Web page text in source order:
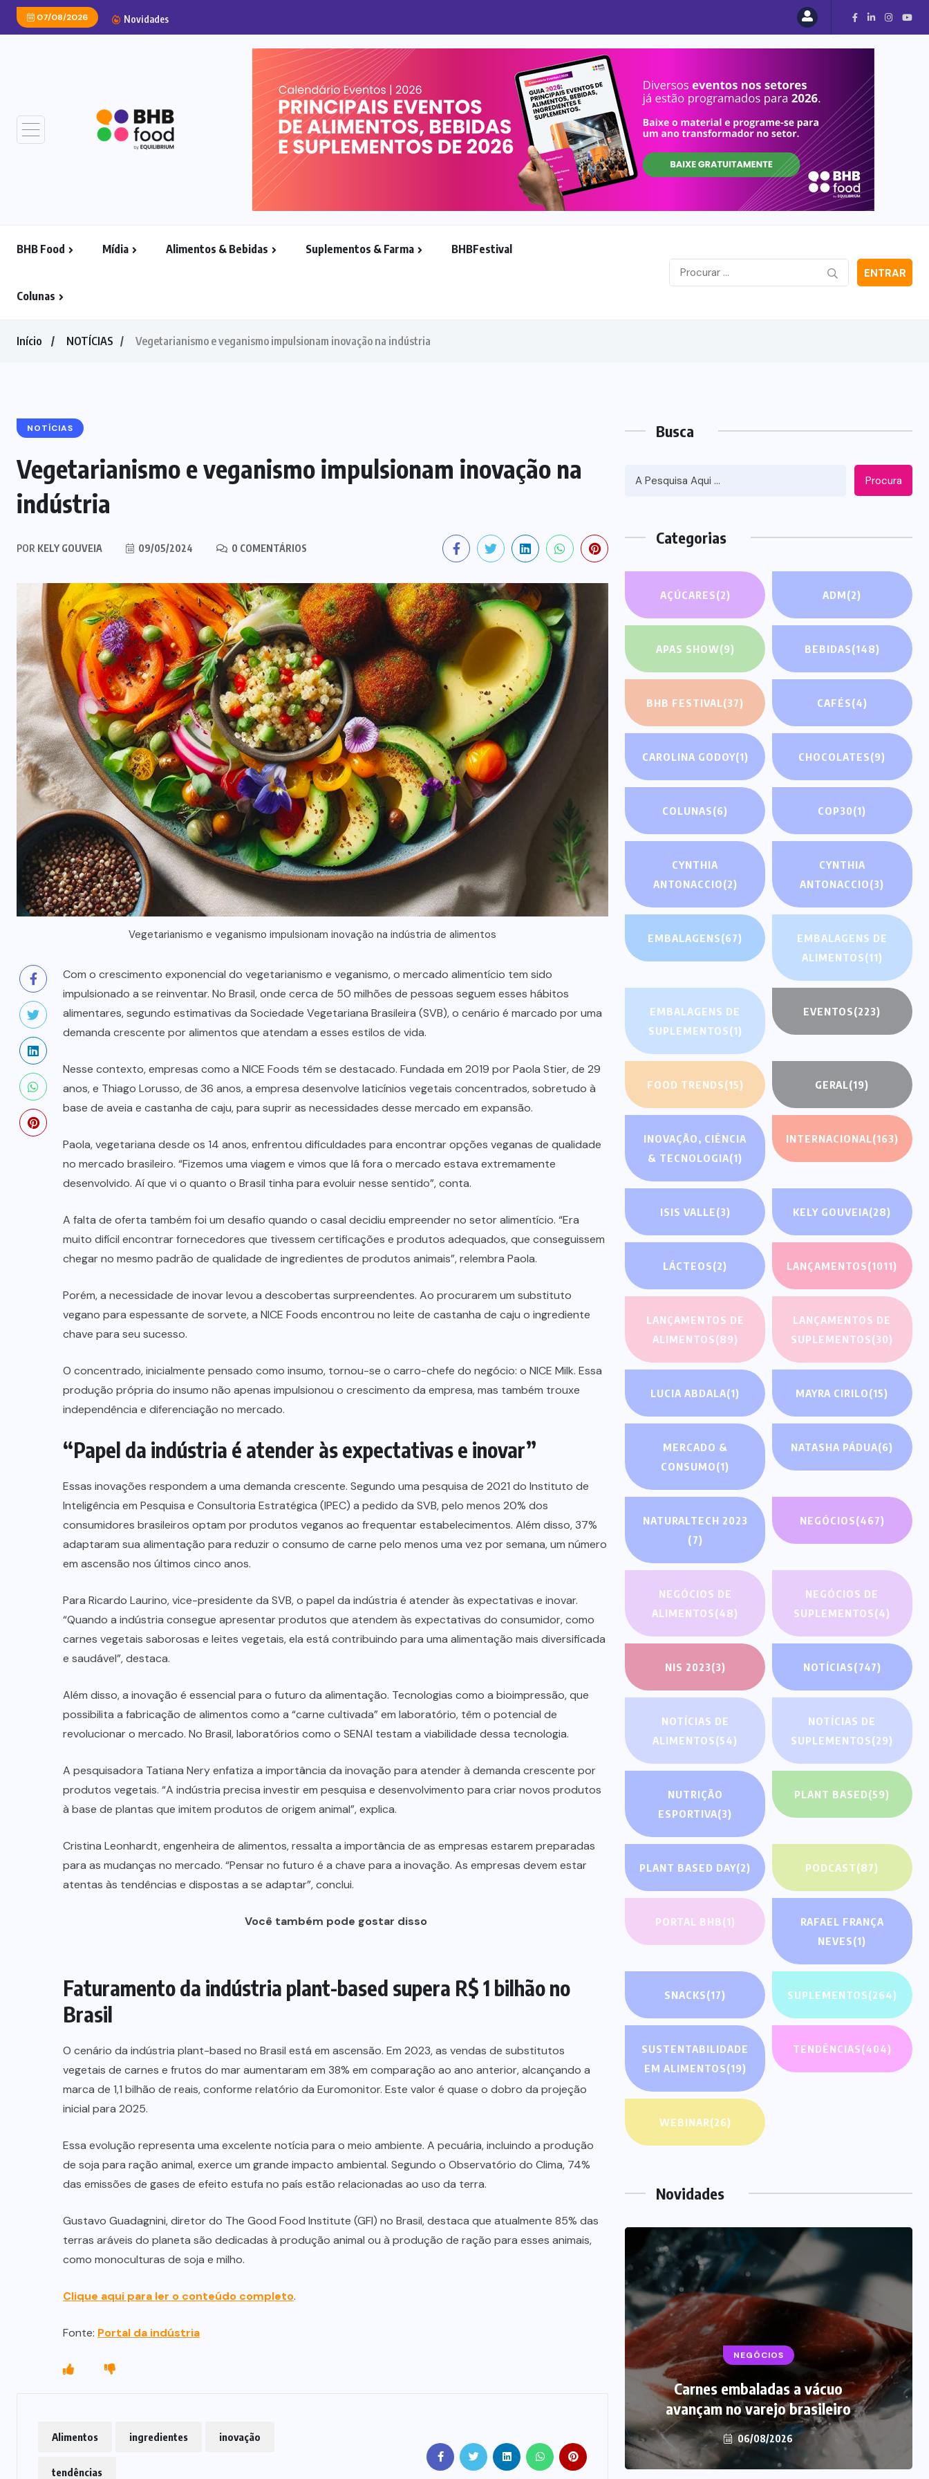
07/08/2026 Novidades
BHB Food Mídia Alimentos & Bebidas Suplementos & Farma BHBFestival
Colunas
ENTRAR
Início NOTÍCIAS Vegetarianismo e veganismo impulsionam inovação na indústria
NOTÍCIAS
Vegetarianismo e veganismo impulsionam inovação na
indústria
POR KELY GOUVEIA 09/05/2024 0 COMENTÁRIOS
Vegetarianismo e veganismo impulsionam inovação na indústria de alimentos
Com o crescimento exponencial do vegetarianismo e veganismo, o mercado alimentício tem sido
impulsionado a se reinventar. No Brasil, onde cerca de 50 milhões de pessoas seguem esses hábitos
alimentares, segundo estimativas da Sociedade Vegetariana Brasileira (SVB), o cenário é marcado por uma
demanda crescente por alimentos que atendam a esses estilos de vida.
Nesse contexto, empresas como a NICE Foods têm se destacado. Fundada em 2019 por Paola Stier, de 29
anos, e Thiago Lorusso, de 36 anos, a empresa desenvolve laticínios vegetais concentrados, sobretudo à
base de aveia e castanha de caju, para suprir as necessidades desse mercado em expansão.
Paola, vegetariana desde os 14 anos, enfrentou dificuldades para encontrar opções veganas de qualidade
no mercado brasileiro. “Fizemos uma viagem e vimos que lá fora o mercado estava extremamente
desenvolvido. Aí que vi o quanto o Brasil tinha para evoluir nesse sentido”, conta.
A falta de oferta também foi um desafio quando o casal decidiu empreender no setor alimentício. “Era
muito difícil encontrar fornecedores que tivessem certificações e produtos adequados, que conseguissem
chegar no mesmo padrão de qualidade de ingredientes de produtos animais”, relembra Paola.
Porém, a necessidade de inovar levou a descobertas surpreendentes. Ao procurarem um substituto
vegano para espessante de sorvete, a NICE Foods encontrou no leite de castanha de caju o ingrediente
chave para seu sucesso.
O concentrado, inicialmente pensado como insumo, tornou-se o carro-chefe do negócio: o NICE Milk. Essa
produção própria do insumo não apenas impulsionou o crescimento da empresa, mas também trouxe
independência e diferenciação no mercado.
“Papel da indústria é atender às expectativas e inovar”
Essas inovações respondem a uma demanda crescente. Segundo uma pesquisa de 2021 do Instituto de
Inteligência em Pesquisa e Consultoria Estratégica (IPEC) a pedido da SVB, pelo menos 20% dos
consumidores brasileiros optam por produtos veganos ao frequentar estabelecimentos. Além disso, 37%
adaptaram sua alimentação para reduzir o consumo de carne pelo menos uma vez por semana, um número
em ascensão nos últimos cinco anos.
Para Ricardo Laurino, vice-presidente da SVB, o papel da indústria é atender às expectativas e inovar.
“Quando a indústria consegue apresentar produtos que atendem às expectativas do consumidor, como
carnes vegetais saborosas e leites vegetais, ela está contribuindo para uma alimentação mais diversificada
e saudável”, destaca.
Além disso, a inovação é essencial para o futuro da alimentação. Tecnologias como a bioimpressão, que
possibilita a fabricação de alimentos como a “carne cultivada” em laboratório, têm o potencial de
revolucionar o mercado. No Brasil, laboratórios como o SENAI testam a viabilidade dessa tecnologia.
A pesquisadora Tatiana Nery enfatiza a importância da inovação para atender à demanda crescente por
produtos vegetais. “A indústria precisa investir em pesquisa e desenvolvimento para criar novos produtos
à base de plantas que imitem produtos de origem animal”, explica.
Cristina Leonhardt, engenheira de alimentos, ressalta a importância de as empresas estarem preparadas
para as mudanças no mercado. “Pensar no futuro é a chave para a inovação. As empresas devem estar
atentas às tendências e dispostas a se adaptar”, conclui.
Você também pode gostar disso
Faturamento da indústria plant-based supera R$ 1 bilhão no
Brasil
O cenário da indústria plant-based no Brasil está em ascensão. Em 2023, as vendas de substitutos
vegetais de carnes e frutos do mar aumentaram em 38% em comparação ao ano anterior, alcançando a
marca de 1,1 bilhão de reais, conforme relatório da Euromonitor. Este valor é quase o dobro da projeção
inicial para 2025.
Essa evolução representa uma excelente notícia para o meio ambiente. A pecuária, incluindo a produção
de soja para ração animal, exerce um grande impacto ambiental. Segundo o Observatório do Clima, 74%
das emissões de gases de efeito estufa no país estão relacionadas ao uso da terra.
Gustavo Guadagnini, diretor do The Good Food Institute (GFI) no Brasil, destaca que atualmente 85% das
terras aráveis do planeta são dedicadas à produção animal ou à produção de ração para esses animais,
como monoculturas de soja e milho.
Clique aqui para ler o conteúdo completo.
Fonte: Portal da indústria
Alimentos ingredientes inovação
tendências
Busca
Procura
Categorias
AÇÚCARES(2) ADM(2)
APAS SHOW(9) BEBIDAS(148)
BHB FESTIVAL(37) CAFÉS(4)
CAROLINA GODOY(1) CHOCOLATES(9)
COLUNAS(6) COP30(1)
CYNTHIA
ANTONACCIO(2)
CYNTHIA
ANTONACCIO(3)
EMBALAGENS(67)
EMBALAGENS DE
ALIMENTOS(11)
EMBALAGENS DE
SUPLEMENTOS(1)
EVENTOS(223)
FOOD TRENDS(15) GERAL(19)
INOVAÇÃO, CIÊNCIA
& TECNOLOGIA(1)
INTERNACIONAL(163)
ISIS VALLE(3) KELY GOUVEIA(28)
LÁCTEOS(2) LANÇAMENTOS(1011)
LANÇAMENTOS DE
ALIMENTOS(89)
LANÇAMENTOS DE
SUPLEMENTOS(30)
LUCIA ABDALA(1) MAYRA CIRILO(15)
MERCADO &
CONSUMO(1)
NATASHA PÁDUA(6)
NATURALTECH 2023
(7)
NEGÓCIOS(467)
NEGÓCIOS DE
ALIMENTOS(48)
NEGÓCIOS DE
SUPLEMENTOS(4)
NIS 2023(3) NOTÍCIAS(747)
NOTÍCIAS DE
ALIMENTOS(54)
NOTÍCIAS DE
SUPLEMENTOS(29)
NUTRIÇÃO
ESPORTIVA(3)
PLANT BASED(59)
PLANT BASED DAY(2) PODCAST(87)
PORTAL BHB(1)
RAFAEL FRANÇA
NEVES(1)
SNACKS(17) SUPLEMENTOS(264)
SUSTENTABILIDADE
EM ALIMENTOS(19)
TENDÊNCIAS(404)
WEBINAR(26)
Novidades
Carnes embaladas a vácuo
06/08/2026
Starbucks aposta em leite
NEGÓCIOS
Carnes embaladas a vácuo
avançam no varejo brasileiro
06/08/2026